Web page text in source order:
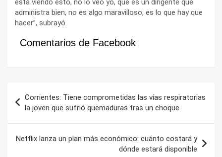
está viendo esto, no lo veo yo, que es un dirigente que
administra bien, no es algo maravilloso, es lo que hay que
hacer”, subrayó.
Comentarios de Facebook
de
entradas
Corrientes: Tiene comprometidas las vías respiratorias
la joven que sufrió quemaduras tras un choque
Netflix lanza un plan más económico: cuánto costará y
dónde estará disponible